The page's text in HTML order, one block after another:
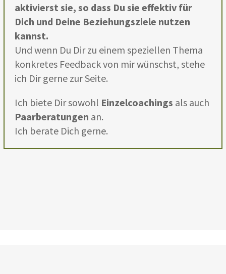
aktivierst sie, so dass Du sie effektiv für
Dich und Deine Beziehungsziele nutzen
kannst.
Und wenn Du Dir zu einem speziellen Thema
konkretes Feedback von mir wünschst, stehe
ich Dir gerne zur Seite.
Ich biete Dir sowohl Einzelcoachings als auch
Paarberatungen an.
Ich berate Dich gerne.